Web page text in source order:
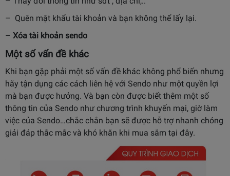
– Quên mật khẩu tài khoản và bạn không thể lấy lại.
– Xóa tài khoản sendo
Một số vấn đề khác
Khi bạn gặp phải một số vấn đề khác không phổ biến nhưng
hãy tận dụng các cách liên hệ với Sendo như một quyền lợi
mà bạn được hưởng. Và bạn còn được biết thêm một số
thông tin của Sendo như chương trình khuyến mại, giờ làm
việc của Sendo…chắc chắn bạn sẽ được hỗ trợ nhanh chóng
giải đáp thắc mắc và khó khăn khi mua sắm tại đây.